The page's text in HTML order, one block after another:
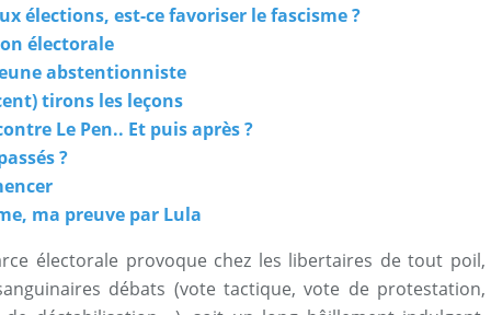
élections, est-ce favoriser le fascisme ?
électorale
abstentionniste
tirons les leçons
Le Pen.. Et puis après ?
?
ma preuve par Lula
électorale provoque chez les libertaires de tout poil,
débats (vote tactique, vote de protestation,